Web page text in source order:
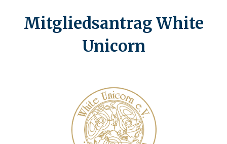
Mitgliedsantrag White
Unicorn